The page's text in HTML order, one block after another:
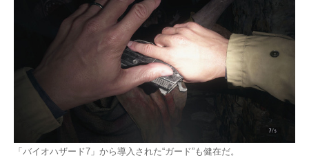
「バイオハザード7」から導入された“ガード”も健在だ。